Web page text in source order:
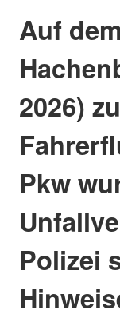
Auf
2026)
Pkw
Polizei